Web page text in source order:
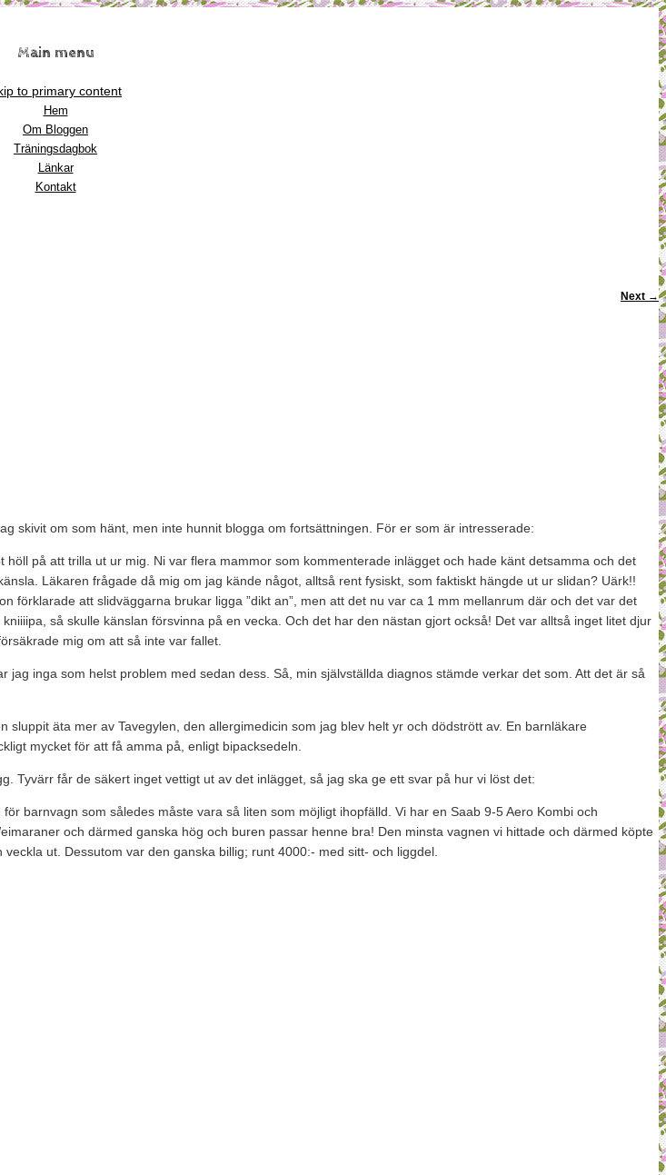
Main menu
to primary content
Hem
Om Bloggen
Träningsdagbok
Länkar
Kontakt
Next →
skivit om som hänt, men inte hunnit blogga om fortsättningen. För er som är intresserade:
på att trilla ut ur mig. Ni var flera mammor som kommenterade inlägget och hade känt detsamma och det
Läkaren frågade då mig om jag kände något, alltså rent fysiskt, som faktiskt hängde ut ur slidan? Uärk!!
att slidväggarna brukar ligga ”dikt an”, men att det nu var ca 1 mm mellanrum där och det var det
så skulle känslan försvinna på en vecka. Och det har den nästan gjort också! Det var alltså inget litet djur
mig om att så inte var fallet.
inga som helst problem med sedan dess. Så, min självställda diagnos stämde verkar det som. Att det är så
äta mer av Tavegylen, den allergimedicin som jag blev helt yr och dödstrött av. En barnläkare
mycket för att få amma på, enligt bipacksedeln.
Tyvärr får de säkert inget vettigt ut av det inlägget, så jag ska ge ett svar på hur vi löst det:
barnvagn som således måste vara så liten som möjligt ihopfälld. Vi har en Saab 9-5 Aero Kombi och
och därmed ganska hög och buren passar henne bra! Den minsta vagnen vi hittade och därmed köpte
ut. Dessutom var den ganska billig; runt 4000:- med sitt- och liggdel.